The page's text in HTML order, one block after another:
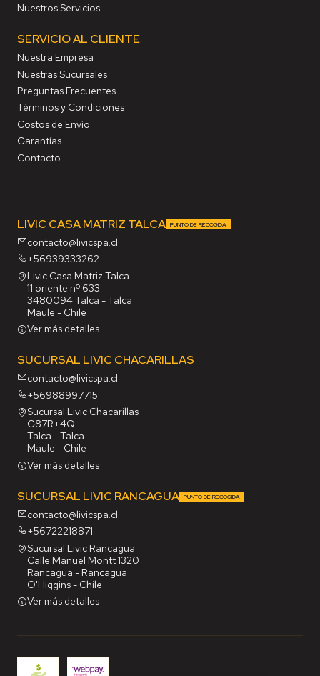
Nuestros Servicios
SERVICIO AL CLIENTE
Nuestra Empresa
Nuestras Sucursales
Preguntas Frecuentes
Términos y Condiciones
Costos de Envío
Garantías
Contacto
LIVIC CASA MATRIZ TALCA PUNTO DE RECOGIDA
contacto@livicspa.cl
+56939333262
Livic Casa Matriz Talca
11 oriente nº 633
3480094 Talca - Talca
Maule - Chile
Ver más detalles
SUCURSAL LIVIC CHACARILLAS
contacto@livicspa.cl
+56988997715
Sucursal Livic Chacarillas
G87R+4Q
Talca - Talca
Maule - Chile
Ver más detalles
SUCURSAL LIVIC RANCAGUA PUNTO DE RECOGIDA
contacto@livicspa.cl
+56722218871
Sucursal Livic Rancagua
Calle Manuel Montt 1320
Rancagua - Rancagua
O'Higgins - Chile
Ver más detalles